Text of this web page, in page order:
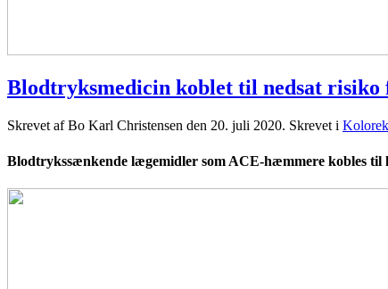
Blodtryksmedicin koblet til nedsat
Skrevet af Bo Karl Christensen den 20. juli 2020. Skrevet i
Blodtrykssænkende lægemidler som ACE-hæmmere kobles